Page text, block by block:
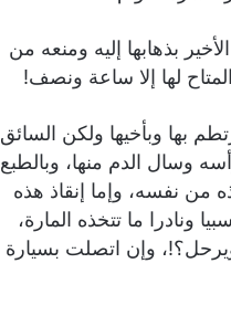
بذهابها إليه ومنعه من
لها إلا ساعة ونصف!
بها وبأخيها ولكن السائق
وسال الدم منها، وبالطبع
من نفسه، وإما إنقاذ هذه
ونادرا ما تتخذه المارة،
وإن اتصلت بسيارة